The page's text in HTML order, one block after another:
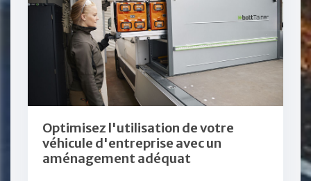
Optimisez l'utilisation de votre
véhicule d'entreprise avec un
aménagement adéquat